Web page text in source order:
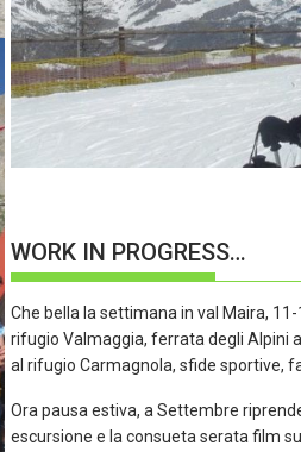
WORK IN PROGRESS…
Che bella la settimana in val Maira,
rifugio Valmaggia, ferrata degli Alpini
al rifugio Carmagnola, sfide sportive,
Ora pausa estiva, a Settembre
escursione e la consueta serata film